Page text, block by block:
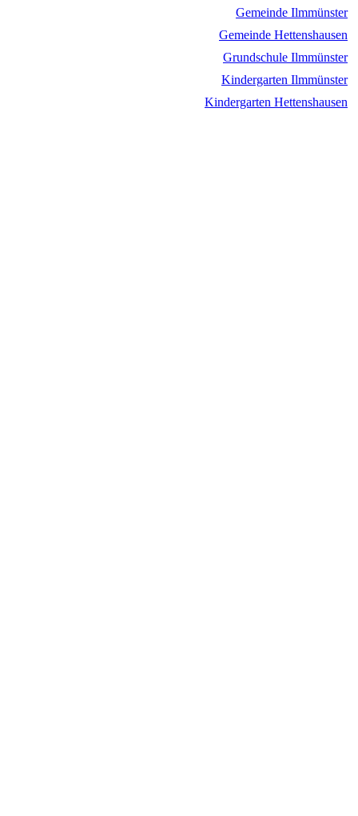
Gemeinde Ilmmünster
Gemeinde Hettenshausen
Grundschule Ilmmünster
Kindergarten Ilmmünster
Kindergarten Hettenshausen